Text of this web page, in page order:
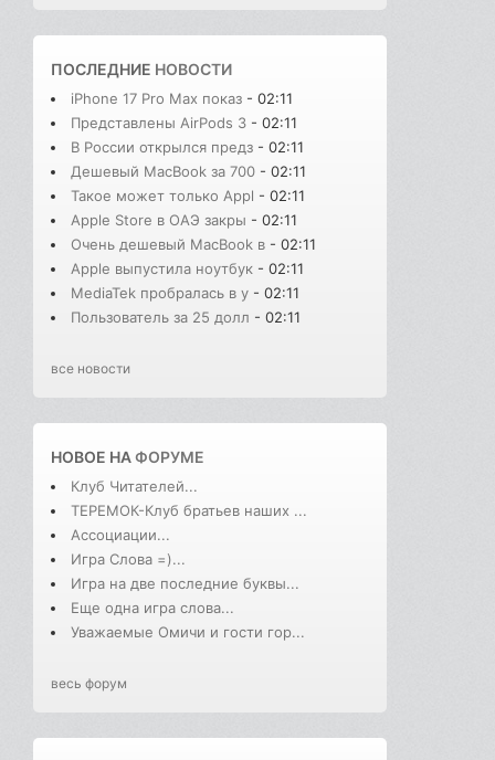
ПОСЛЕДНИЕ НОВОСТИ
iPhone 17 Pro Max показ - 02:11
Представлены AirPods 3 - 02:11
В России открылся предз - 02:11
Дешевый MacBook за 700 - 02:11
Такое может только Appl - 02:11
Apple Store в ОАЭ закры - 02:11
Очень дешевый MacBook в - 02:11
Apple выпустила ноутбук - 02:11
MediaTek пробралась в у - 02:11
Пользователь за 25 долл - 02:11
все новости
НОВОЕ НАФОРУМЕ
Клуб Читателей...
ТЕРЕМОК-Клуб братьев наших ...
Ассоциации...
Игра Слова =)...
Игра на две последние буквы...
Еще одна игра слова...
Уважаемые Омичи и гости гор...
весь форум